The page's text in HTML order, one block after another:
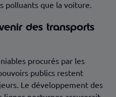
polluants que la voiture.
des transports
procurés par les
publics restent
Le développement des